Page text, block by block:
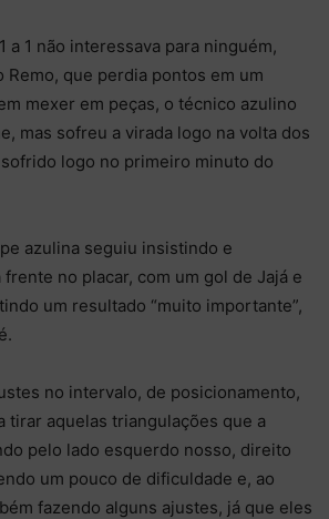
a 1 não interessava para ninguém,
Remo, que perdia pontos em um
mexer em peças, o técnico azulino
mas sofreu a virada logo na volta dos
logo no primeiro minuto do
azulina seguiu insistindo e
no placar, com um gol de Jajá e
um resultado “muito importante”,
no intervalo, de posicionamento,
tirar aquelas triangulações que a
pelo lado esquerdo nosso, direito
um pouco de dificuldade e, ao
fazendo alguns ajustes, já que eles